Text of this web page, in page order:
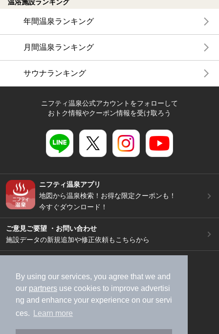
By using our services, you agree that we and
our partners use cookies to improve advertisi
ng and enhance your experience on our servi
ces.
Learn more
温浴施設ランキング
年間温泉ランキング
月間温泉ランキング
サウナランキング
ニフティ温泉公式アカウントをフォローして
おトク情報やクーポン情報を受け取ろう
ニフティ温泉アプリ
地図から温泉検索！お得な限定クーポンも！
今すぐダウンロード！
ご意見ご要望 ・お問い合わせ
施設データの新規追加や修正依頼もこちらから
加盟店募集（資料請求）
広告出稿のご案内
利用規約
ライフスタイルMEMBERS+規約
特定商取引法に基づく表記
ヘルプ
採用情報
運営会社